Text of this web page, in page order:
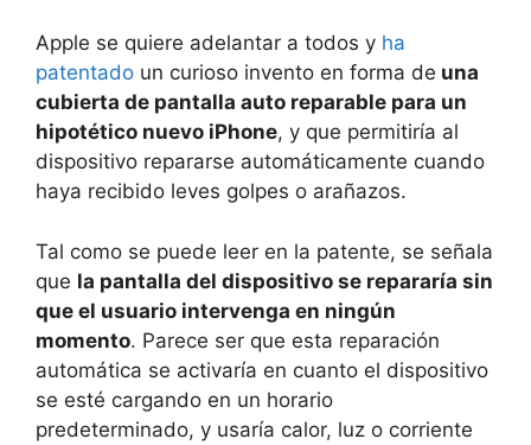
Apple se quiere adelantar a todos y ha
patentado un curioso invento en forma de una
cubierta de pantalla auto reparable para un
hipotético nuevo iPhone, y que permitiría al
dispositivo repararse automáticamente cuando
haya recibido leves golpes o arañazos.
Tal como se puede leer en la patente, se señala
que la pantalla del dispositivo se repararía sin
que el usuario intervenga en ningún
momento. Parece ser que esta reparación
automática se activaría en cuanto el dispositivo
se esté cargando en un horario
predeterminado, y usaría calor, luz o corriente